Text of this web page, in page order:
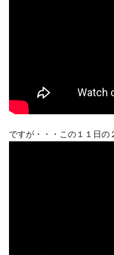
ですが・・・この１１日の